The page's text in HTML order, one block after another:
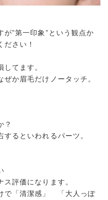
”第一印象”という観点か
さい！
てます。
か眉毛だけノータッチ。
？
るといわれるパーツ。
評価になります。
で「清潔感」 「大人っぽ